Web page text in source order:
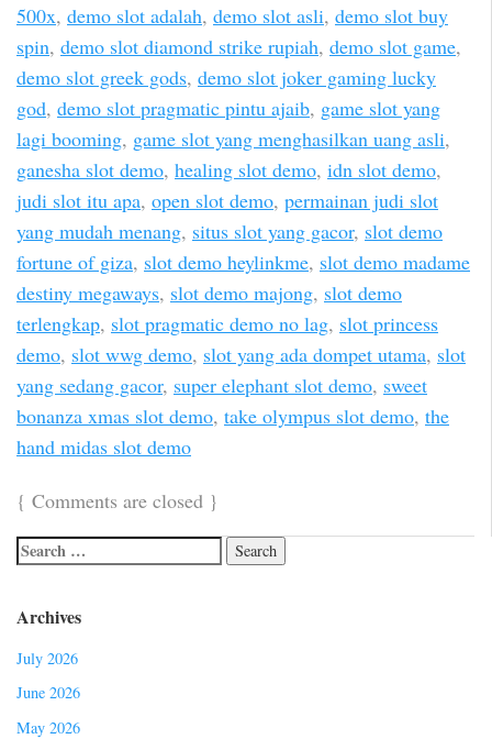
500x, demo slot adalah, demo slot asli, demo slot buy
spin, demo slot diamond strike rupiah, demo slot game,
demo slot greek gods, demo slot joker gaming lucky
god, demo slot pragmatic pintu ajaib, game slot yang
lagi booming, game slot yang menghasilkan uang asli,
ganesha slot demo, healing slot demo, idn slot demo,
judi slot itu apa, open slot demo, permainan judi slot
yang mudah menang, situs slot yang gacor, slot demo
fortune of giza, slot demo heylinkme, slot demo madame
destiny megaways, slot demo majong, slot demo
terlengkap, slot pragmatic demo no lag, slot princess
demo, slot wwg demo, slot yang ada dompet utama, slot
yang sedang gacor, super elephant slot demo, sweet
bonanza xmas slot demo, take olympus slot demo, the
hand midas slot demo
{ Comments are closed }
Archives
July 2026
June 2026
May 2026